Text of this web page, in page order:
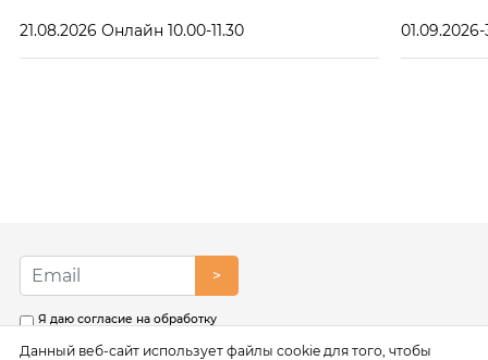
21.08.2026 Онлайн 10.00-11.30 01.09.2026-
>
Я даю согласие на обработку
соответствии с условиями
Данный веб-сайт использует файлы cookie для того, чтобы